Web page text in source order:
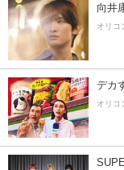
向井
オリコ
デカ
オリコ